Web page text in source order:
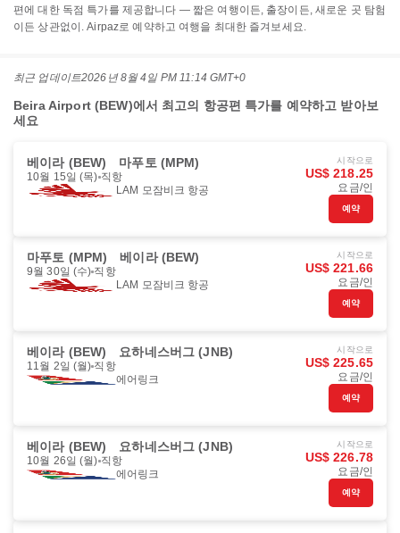
편에 대한 독점 특가를 제공합니다 — 짧은 여행이든, 출장이든, 새로운 곳 탐험
이든 상관없이. Airpaz로 예약하고 여행을 최대한 즐겨보세요.
최근 업데이트2026년 8월 4일 PM 11:14 GMT+0
Beira Airport (BEW)에서 최고의 항공편 특가를 예약하고 받아보
세요
베이라 (BEW) 마푸토 (MPM)
10월 15일 (목) 직항
LAM 모잠비크 항공
시작으로
US$ 218.25
요금/인
예약
마푸토 (MPM) 베이라 (BEW)
9월 30일 (수) 직항
LAM 모잠비크 항공
시작으로
US$ 221.66
요금/인
예약
베이라 (BEW) 요하네스버그 (JNB)
11월 2일 (월) 직항
에어링크
시작으로
US$ 225.65
요금/인
예약
베이라 (BEW) 요하네스버그 (JNB)
10월 26일 (월) 직항
에어링크
시작으로
US$ 226.78
요금/인
예약